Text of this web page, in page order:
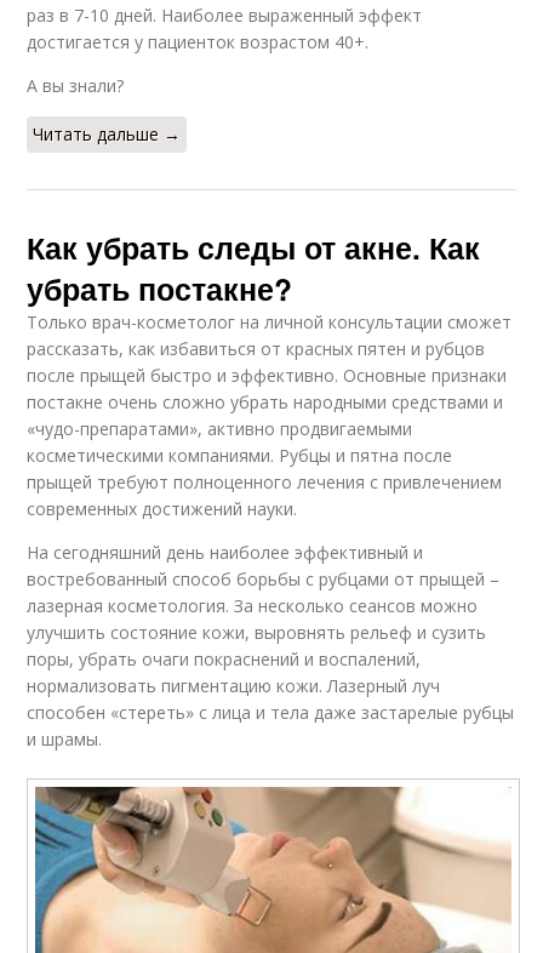
раз в 7-10 дней. Наиболее выраженный эффект
достигается у пациенток возрастом 40+.
А вы знали?
Читать дальше →
Как убрать следы от акне. Как
убрать постакне?
Только врач-косметолог на личной консультации сможет
рассказать, как избавиться от красных пятен и рубцов
после прыщей быстро и эффективно. Основные признаки
постакне очень сложно убрать народными средствами и
«чудо-препаратами», активно продвигаемыми
косметическими компаниями. Рубцы и пятна после
прыщей требуют полноценного лечения с привлечением
современных достижений науки.
На сегодняшний день наиболее эффективный и
востребованный способ борьбы с рубцами от прыщей –
лазерная косметология. За несколько сеансов можно
улучшить состояние кожи, выровнять рельеф и сузить
поры, убрать очаги покраснений и воспалений,
нормализовать пигментацию кожи. Лазерный луч
способен «стереть» с лица и тела даже застарелые рубцы
и шрамы.